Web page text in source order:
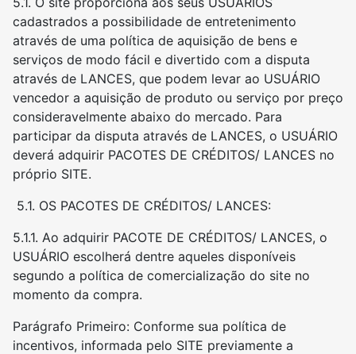
cadastrados a possibilidade de entretenimento
através de uma política de aquisição de bens e
serviços de modo fácil e divertido com a disputa
através de LANCES, que podem levar ao USUÁRIO
vencedor a aquisição de produto ou serviço por preço
consideravelmente abaixo do mercado. Para
participar da disputa através de LANCES, o USUÁRIO
deverá adquirir PACOTES DE CRÉDITOS/ LANCES no
próprio SITE.
5.1. OS PACOTES DE CRÉDITOS/ LANCES:
5.1.1. Ao adquirir PACOTE DE CRÉDITOS/ LANCES, o
USUÁRIO escolherá dentre aqueles disponíveis
segundo a política de comercialização do site no
momento da compra.
Parágrafo Primeiro: Conforme sua política de
incentivos, informada pelo SITE previamente a